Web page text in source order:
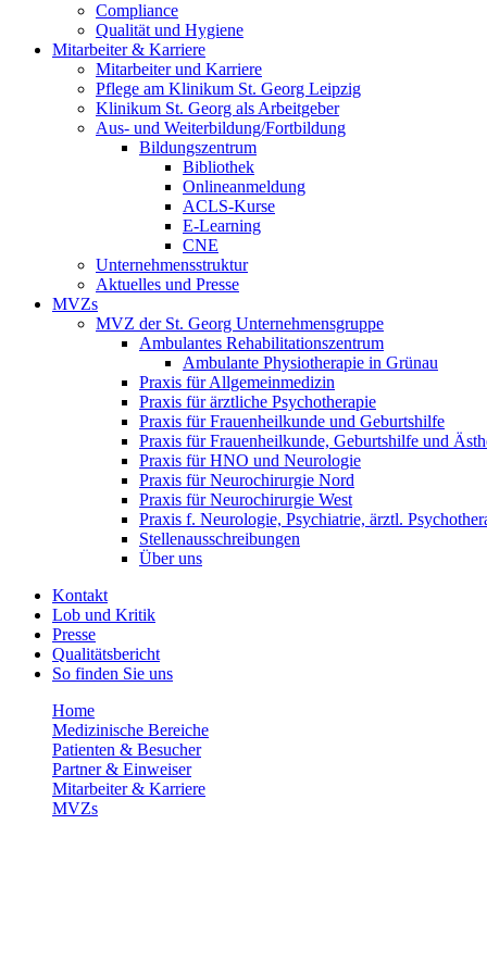
Compliance
Qualität und Hygiene
Mitarbeiter & Karriere
Mitarbeiter und Karriere
Pflege am Klinikum St. Georg Leipzig
Klinikum St. Georg als Arbeitgeber
Aus- und Weiterbildung/Fortbildung
Bildungszentrum
Bibliothek
Onlineanmeldung
ACLS-Kurse
E-Learning
CNE
Unternehmensstruktur
Aktuelles und Presse
MVZs
MVZ der St. Georg Unternehmensgruppe
Ambulantes Rehabilitationszentrum
Ambulante Physiotherapie in Grünau
Praxis für Allgemeinmedizin
Praxis für ärztliche Psychotherapie
Praxis für Frauenheilkunde und Geburtshilfe
Praxis für Frauenheilkunde, Geburtshilfe und
Praxis für HNO und Neurologie
Praxis für Neurochirurgie Nord
Praxis für Neurochirurgie West
Praxis f. Neurologie, Psychiatrie, ärztl.
Stellenausschreibungen
Über uns
Kontakt
Lob und Kritik
Presse
Qualitätsbericht
So finden Sie uns
Home
Medizinische Bereiche
Patienten & Besucher
Partner & Einweiser
Mitarbeiter & Karriere
MVZs